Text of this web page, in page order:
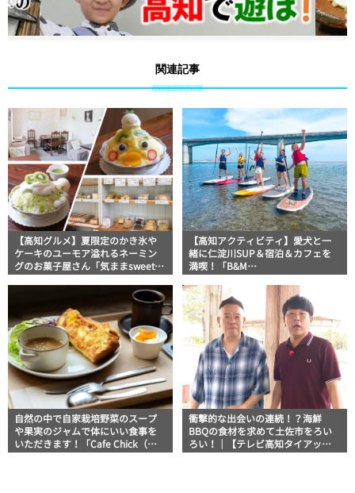
関連記事
【高知グルメ】夏限定のかき氷や
ケーキのユーモア溢れるネーミン
グのお菓子屋さん「気ままsweets
【高知アクティビティ】愛犬と一
緒に仁淀川SUP＆宿泊＆カフェを
満喫！「B&M
自然の中で自家栽培野菜のスープ
や果実のジャムで体にいい食事を
いただきます！「Cafe Chick（カ
衝撃的な出会いの連続！？海鮮
BBQの食材を求めて土佐市をろい
ろい！｜【テレビ高知タイアップ